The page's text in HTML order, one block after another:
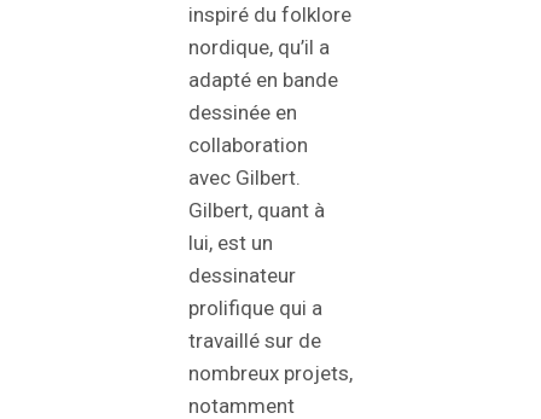
inspiré du folklore
nordique, qu’il a
adapté en bande
dessinée en
collaboration
avec Gilbert.
Gilbert, quant à
lui, est un
dessinateur
prolifique qui a
travaillé sur de
nombreux projets,
notamment